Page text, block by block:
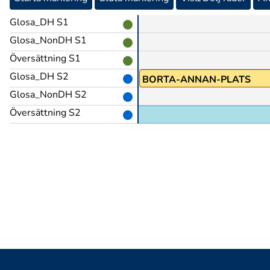
Glosa_DH S1
Glosa_NonDH S1
Översättning S1
Glosa_DH S2
Glosa_NonDH S2
Översättning S2
BORTA-ANNAN-PLATS